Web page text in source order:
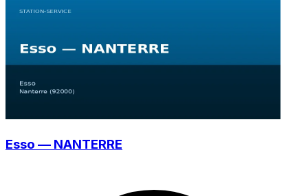
Esso — NANTERRE